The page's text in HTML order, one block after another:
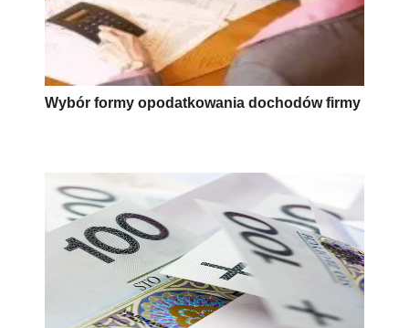
Wybór formy opodatkowania dochodów firmy